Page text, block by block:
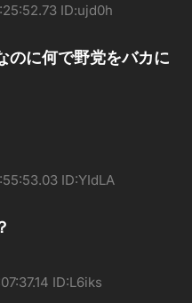
ID:ujd0h
のに何で野党をバカに
ID:YIdLA
ID:L6iks